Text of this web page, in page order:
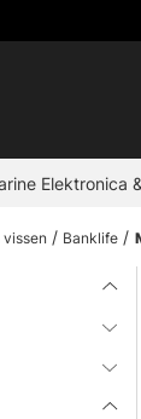
Elektronica
Banklife